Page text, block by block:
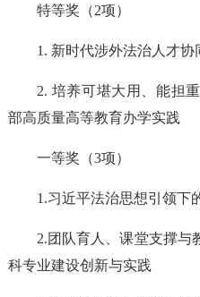
特等奖（2项）
1. 新时代涉外法治人才
2. 培养可堪大用、能担
部高质量高等教育办学实践
一等奖（3项）
1.习近平法治思想引领下
2.团队育人、课堂支撑与
科专业建设创新与实践